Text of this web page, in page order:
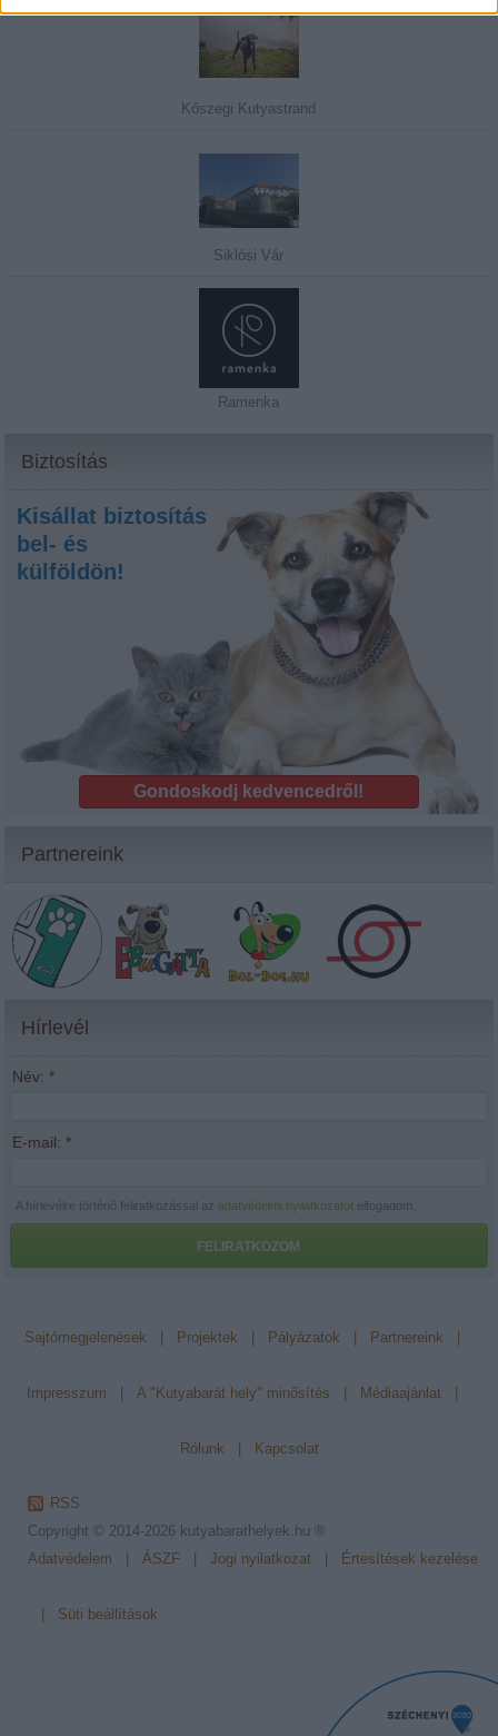
Kőszegi Kutyastrand
Siklósi Vár
Ramenka
Biztosítás
Kisállat biztosítás
bel- és
külföldön!
Gondoskodj kedvencedről!
Partnereink
Hírlevél
Név: *
E-mail: *
A hírlevélre történő feliratkozással azadatvédelmi nyilatkozatot elfogadom.
FELIRATKOZOM
Sajtómegjelenések Projektek Pályázatok Partnereink
Impresszum A "Kutyabarát hely" minősítés Médiaajánlat
Rólunk Kapcsolat
RSS
Copyright © 2014-2026 kutyabarathelyek.hu ®
Adatvédelem
ÁSZF Jogi nyilatkozat Értesítések kezelése
Süti beállítások